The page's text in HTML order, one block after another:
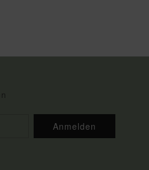
Anmelden